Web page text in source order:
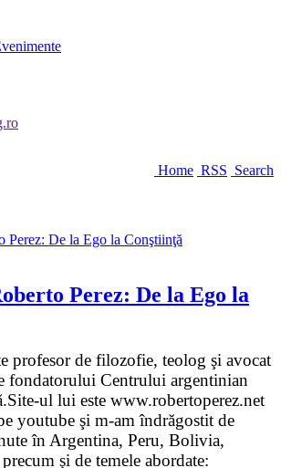
Home RSS Search
Perez: De la Ego la
profesor de filozofie, teolog şi avocat
fondatorului Centrului argentinian
ul lui este www.robertoperez.net
youtube şi m-am îndrăgostit de
în Argentina, Peru, Bolivia,
şi de temele abordate: